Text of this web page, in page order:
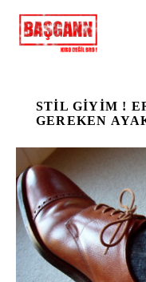
STIL GIYIM !
GEREKEN